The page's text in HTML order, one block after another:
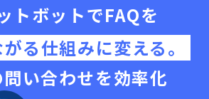
トボットでFAQを
る仕組みに変える。
い合わせを効率化